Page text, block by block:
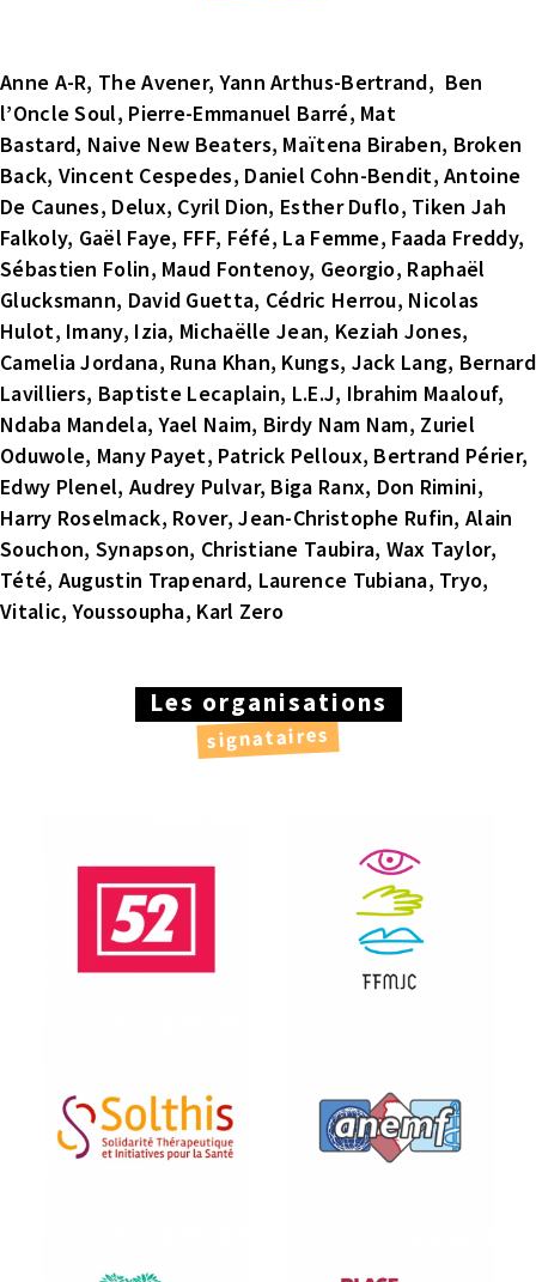
Anne A-R, The Avener, Yann Arthus-Bertrand, Ben
l’Oncle Soul, Pierre-Emmanuel Barré, Mat
Bastard, Naive New Beaters, Maïtena Biraben, Broken
Back, Vincent Cespedes, Daniel Cohn-Bendit, Antoine
De Caunes, Delux, Cyril Dion, Esther Duflo, Tiken Jah
Falkoly, Gaël Faye, FFF, Féfé, La Femme, Faada Freddy,
Sébastien Folin, Maud Fontenoy, Georgio, Raphaël
Glucksmann, David Guetta, Cédric Herrou, Nicolas
Hulot, Imany, Izia, Michaëlle Jean, Keziah Jones,
Camelia Jordana, Runa Khan, Kungs, Jack Lang, Bernard
Lavilliers, Baptiste Lecaplain, L.E.J, Ibrahim Maalouf,
Ndaba Mandela, Yael Naim, Birdy Nam Nam, Zuriel
Oduwole, Many Payet, Patrick Pelloux, Bertrand Périer,
Edwy Plenel, Audrey Pulvar, Biga Ranx, Don Rimini,
Harry Roselmack, Rover, Jean-Christophe Rufin, Alain
Souchon, Synapson, Christiane Taubira, Wax Taylor,
Tété, Augustin Trapenard, Laurence Tubiana, Tryo,
Vitalic, Youssoupha, Karl Zero
Les organisations
signataires